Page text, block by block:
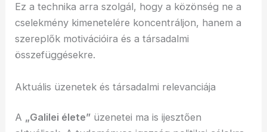
Ez a technika arra szolgál, hogy a közönség ne a
cselekmény kimenetelére koncentráljon, hanem a
szereplők motivációira és a társadalmi
összefüggésekre.
Aktuális üzenetek és társadalmi relevanciája
A „Galilei élete” üzenetei ma is ijesztően